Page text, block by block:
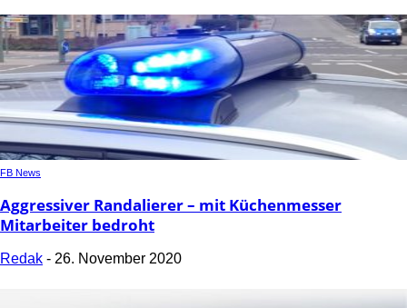
FB News
Aggressiver Randalierer – mit Küchenmesser
Mitarbeiter bedroht
Redak - 26. November 2020